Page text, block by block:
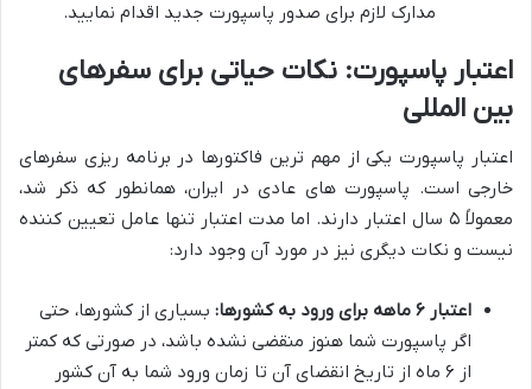
مدارک لازم برای صدور پاسپورت جدید اقدام نمایید.
اعتبار پاسپورت: نکات حیاتی برای سفرهای
بین المللی
اعتبار پاسپورت یکی از مهم ترین فاکتورها در برنامه ریزی سفرهای
خارجی است. پاسپورت های عادی در ایران، همانطور که ذکر شد،
معمولاً ۵ سال اعتبار دارند. اما مدت اعتبار تنها عامل تعیین کننده
نیست و نکات دیگری نیز در مورد آن وجود دارد:
اعتبار ۶ ماهه برای ورود به کشورها:
بسیاری از کشورها، حتی
اگر پاسپورت شما هنوز منقضی نشده باشد، در صورتی که کمتر
از ۶ ماه از تاریخ انقضای آن تا زمان ورود شما به آن کشور